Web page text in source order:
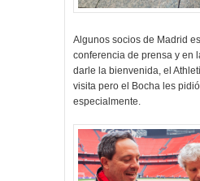
Algunos socios de Madrid
conferencia de prensa y en
darle la bienvenida, el
visita pero el Bocha les
especialmente.